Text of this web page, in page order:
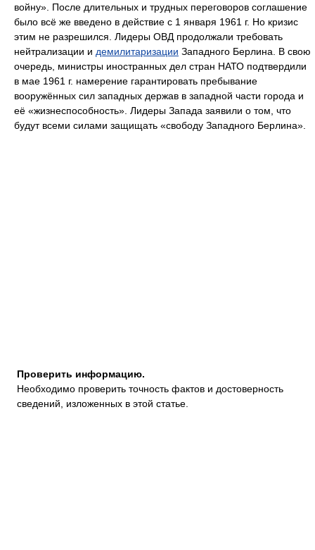
войну». После длительных и трудных переговоров соглашение
было всё же введено в действие с 1 января 1961 г. Но кризис
этим не разрешился. Лидеры ОВД продолжали требовать
нейтрализации и демилитаризации Западного Берлина. В свою
очередь, министры иностранных дел стран НАТО подтвердили
в мае 1961 г. намерение гарантировать пребывание
вооружённых сил западных держав в западной части города и
её «жизнеспособность». Лидеры Запада заявили о том, что
будут всеми силами защищать «свободу Западного Берлина».
Проверить информацию.
Необходимо проверить точность фактов и достоверность
сведений, изложенных в этой статье.